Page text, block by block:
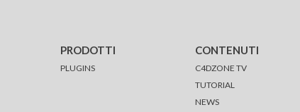
PRODOTTI
PLUGINS
CONTENUTI
C4DZONE TV
TUTORIAL
NEWS